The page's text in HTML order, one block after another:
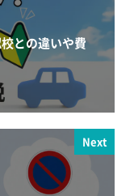
との違いや費
Next